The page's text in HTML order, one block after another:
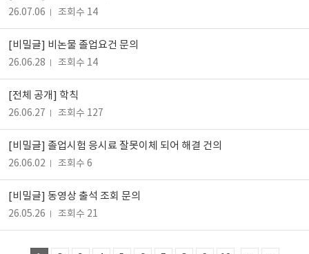
26.07.06 조회수 14
[비밀글] 비논물 졸업요건 문의
26.06.28 조회수 14
[전체 공개] 학칙
26.06.27 조회수 127
[비밀글] 졸업시험 응시료 잘못이체 되어 해결 건의
26.06.02 조회수 6
[비밀글] 동영상 출석 조회 문의
26.05.26 조회수 21